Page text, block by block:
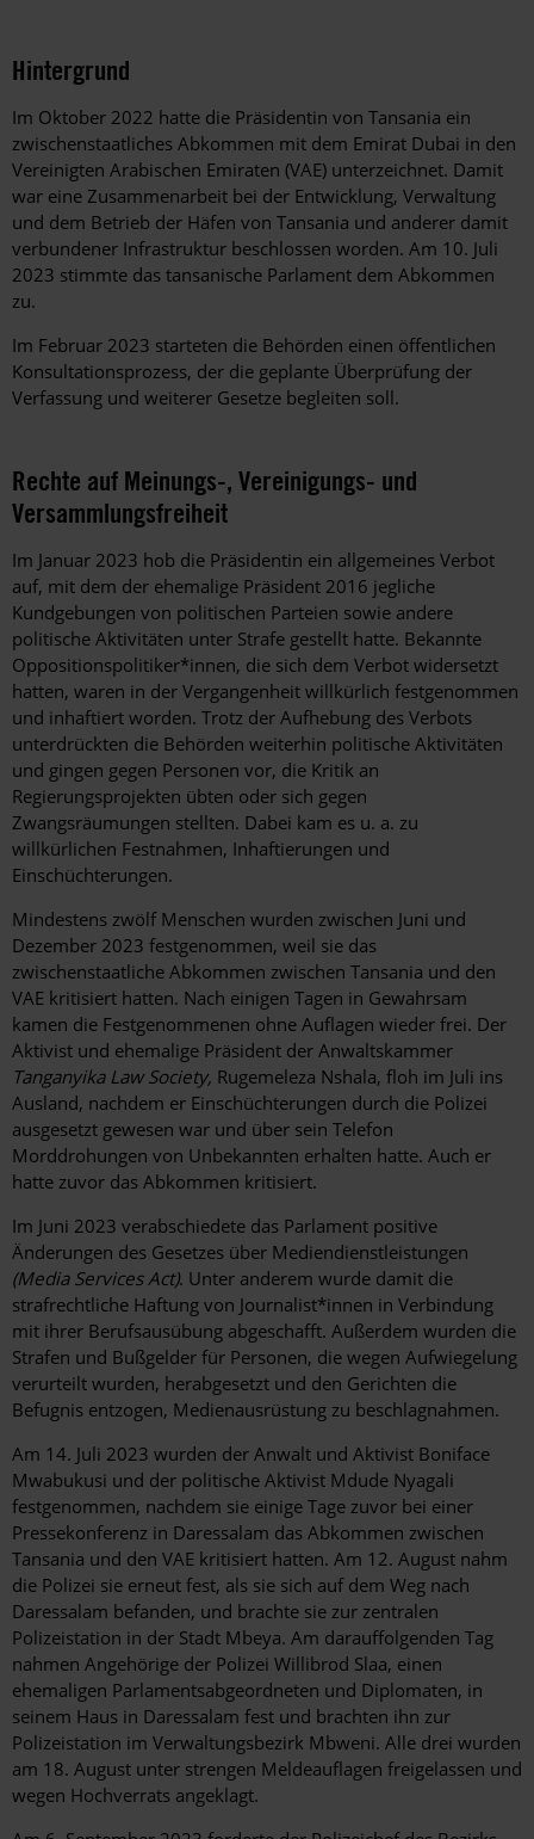
Hintergrund
Im Oktober 2022 hatte die Präsidentin von Tansania ein
zwischenstaatliches Abkommen mit dem Emirat Dubai in den
Vereinigten Arabischen Emiraten (VAE) unterzeichnet. Damit
war eine Zusammenarbeit bei der Entwicklung, Verwaltung
und dem Betrieb der Häfen von Tansania und anderer damit
verbundener Infrastruktur beschlossen worden. Am 10. Juli
2023 stimmte das tansanische Parlament dem Abkommen
zu.
Im Februar 2023 starteten die Behörden einen öffentlichen
Konsultationsprozess, der die geplante Überprüfung der
Verfassung und weiterer Gesetze begleiten soll.
Rechte auf Meinungs-, Vereinigungs- und
Versammlungsfreiheit
Im Januar 2023 hob die Präsidentin ein allgemeines Verbot
auf, mit dem der ehemalige Präsident 2016 jegliche
Kundgebungen von politischen Parteien sowie andere
politische Aktivitäten unter Strafe gestellt hatte. Bekannte
Oppositionspolitiker*innen, die sich dem Verbot widersetzt
hatten, waren in der Vergangenheit willkürlich festgenommen
und inhaftiert worden. Trotz der Aufhebung des Verbots
unterdrückten die Behörden weiterhin politische Aktivitäten
und gingen gegen Personen vor, die Kritik an
Regierungsprojekten übten oder sich gegen
Zwangsräumungen stellten. Dabei kam es u. a. zu
willkürlichen Festnahmen, Inhaftierungen und
Einschüchterungen.
Mindestens zwölf Menschen wurden zwischen Juni und
Dezember 2023 festgenommen, weil sie das
zwischenstaatliche Abkommen zwischen Tansania und den
VAE kritisiert hatten. Nach einigen Tagen in Gewahrsam
kamen die Festgenommenen ohne Auflagen wieder frei. Der
Aktivist und ehemalige Präsident der Anwaltskammer
Tanganyika Law Society, Rugemeleza Nshala, floh im Juli ins
Ausland, nachdem er Einschüchterungen durch die Polizei
ausgesetzt gewesen war und über sein Telefon
Morddrohungen von Unbekannten erhalten hatte. Auch er
hatte zuvor das Abkommen kritisiert.
Im Juni 2023 verabschiedete das Parlament positive
Änderungen des Gesetzes über Mediendienstleistungen
(Media Services Act). Unter anderem wurde damit die
strafrechtliche Haftung von Journalist*innen in Verbindung
mit ihrer Berufsausübung abgeschafft. Außerdem wurden die
Strafen und Bußgelder für Personen, die wegen Aufwiegelung
verurteilt wurden, herabgesetzt und den Gerichten die
Befugnis entzogen, Medienausrüstung zu beschlagnahmen.
Am 14. Juli 2023 wurden der Anwalt und Aktivist Boniface
Mwabukusi und der politische Aktivist Mdude Nyagali
festgenommen, nachdem sie einige Tage zuvor bei einer
Pressekonferenz in Daressalam das Abkommen zwischen
Tansania und den VAE kritisiert hatten. Am 12. August nahm
die Polizei sie erneut fest, als sie sich auf dem Weg nach
Daressalam befanden, und brachte sie zur zentralen
Polizeistation in der Stadt Mbeya. Am darauffolgenden Tag
nahmen Angehörige der Polizei Willibrod Slaa, einen
ehemaligen Parlamentsabgeordneten und Diplomaten, in
seinem Haus in Daressalam fest und brachten ihn zur
Polizeistation im Verwaltungsbezirk Mbweni. Alle drei wurden
am 18. August unter strengen Meldeauflagen freigelassen und
wegen Hochverrats angeklagt.